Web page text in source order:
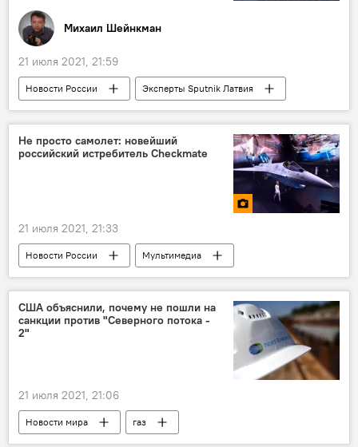
Михаил Шейнкман
21 июля 2021, 21:59
Новости России
Эксперты Sputnik Латвия
Колумнисты
Россия
США
оборона
безопасность
С-500
ракета
вооружения
Не просто самолет: новейший
российский истребитель Checkmate
21 июля 2021, 21:33
Новости России
Мультимедиа
самолет
Россия
истребитель
военная авиация
МАКС-2021
США объяснили, почему не пошли на
санкции против "Северного потока -
2"
21 июля 2021, 21:06
Новости мира
газ